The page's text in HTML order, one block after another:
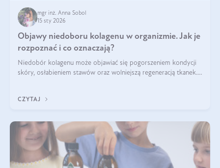
mgr inż. Anna Sobol
15 sty 2026
Objawy niedoboru kolagenu w organizmie. Jak je
rozpoznać i co oznaczają?
Niedobór kolagenu może objawiać się pogorszeniem kondycji
skóry, osłabieniem stawów oraz wolniejszą regeneracją tkanek.
osłabienie włosów.
CZYTAJ